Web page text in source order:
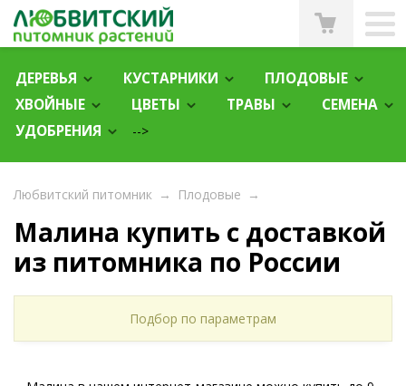
ДЕРЕВЬЯ КУСТАРНИКИ
ПЛОДОВЫЕ
ХВОЙНЫЕ
ЦВЕТЫ ТРАВЫ
СЕМЕНА
УДОБРЕНИЯ
-->
Любвитский питомник → Плодовые →
Малина купить с доставкой
из питомника по России
Подбор по параметрам